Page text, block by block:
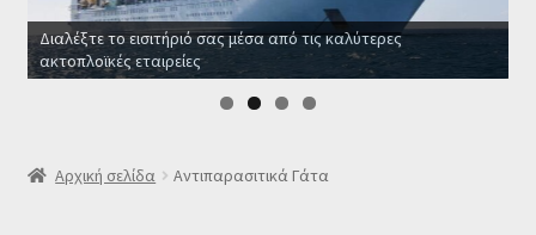
Manage Subscriptions
SLIDER
Διαλέξτε το εισιτήριό σας μέσα από τις καλύτερες
ακτοπλοϊκές εταιρείες
Αρχική σελίδα Αντιπαρασιτικά Γάτα